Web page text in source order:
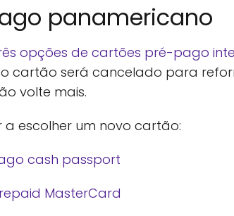
panamericano
opções de cartões pré-pago
cartão será cancelado para
volte mais.
escolher um novo cartão:
cash passport
MasterCard